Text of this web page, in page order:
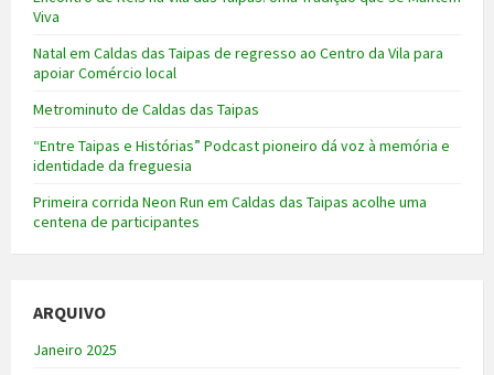
Viva
Natal em Caldas das Taipas de regresso ao Centro da Vila para
apoiar Comércio local
Metrominuto de Caldas das Taipas
“Entre Taipas e Histórias” Podcast pioneiro dá voz à memória e
identidade da freguesia
Primeira corrida Neon Run em Caldas das Taipas acolhe uma
centena de participantes
ARQUIVO
Janeiro 2025